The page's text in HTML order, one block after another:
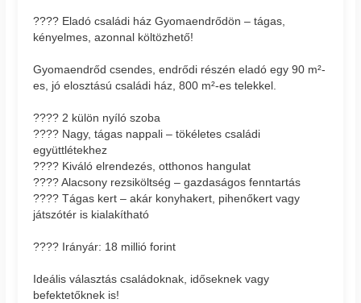
???? Eladó családi ház Gyomaendrődön – tágas,
kényelmes, azonnal költözhető!
Gyomaendrőd csendes, endrődi részén eladó egy 90 m²-
es, jó elosztású családi ház, 800 m²-es telekkel.
???? 2 külön nyíló szoba
???? Nagy, tágas nappali – tökéletes családi
együttlétekhez
???? Kiváló elrendezés, otthonos hangulat
???? Alacsony rezsiköltség – gazdaságos fenntartás
???? Tágas kert – akár konyhakert, pihenőkert vagy
játszótér is kialakítható
???? Irányár: 18 millió forint
Ideális választás családoknak, időseknek vagy
befektetőknek is!